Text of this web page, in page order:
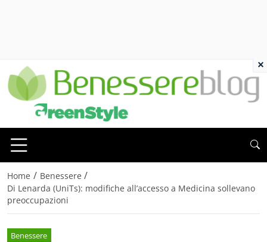
Home / Benessere /
Di Lenarda (UniTs): modifiche all’accesso a Medicina sollevano
preoccupazioni
Benessere
×